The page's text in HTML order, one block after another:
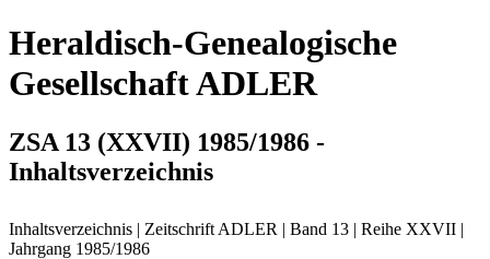
Heraldisch-Genealogische
Gesellschaft ADLER
ZSA 13 (XXVII) 1985/1986 -
Inhaltsverzeichnis
Inhaltsverzeichnis | Zeitschrift ADLER | Band 13 | Reihe XXVII |
Jahrgang 1985/1986